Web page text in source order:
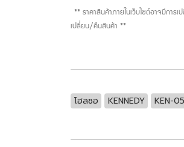
** ราคาสินค้าภายในเว็บไซต์อาจมีการเ
เปลี่ยน/คืนสินค้า **
โฮลซอ KENNEDY KEN-